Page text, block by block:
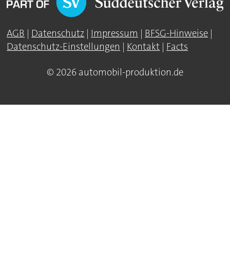
AGB | Datenschutz | Impressum | BFSG-Hinweise |
Datenschutz-Einstellungen | Kontakt | Facts
© 2026 automobil-produktion.de